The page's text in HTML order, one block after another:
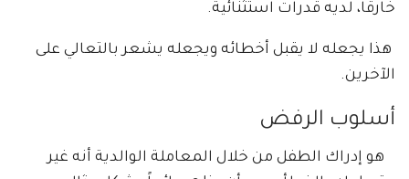
خارقاً، لديه قدرات استثنائية.
هذا يجعله لا يقبل أخطائه ويجعله يشعر بالتعالي على
الآخرين.
أسلوب الرفض
هو إدراك الطفل من خلال المعاملة الوالدية أنه غير